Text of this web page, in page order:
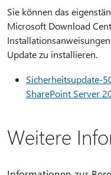
Sie können das
Microsoft Download
Update zu installieren.
Sicherheitsupdate-
SharePoint Server
Weitere